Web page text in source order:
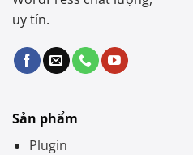
uy tín.
Sản phẩm
Plugin